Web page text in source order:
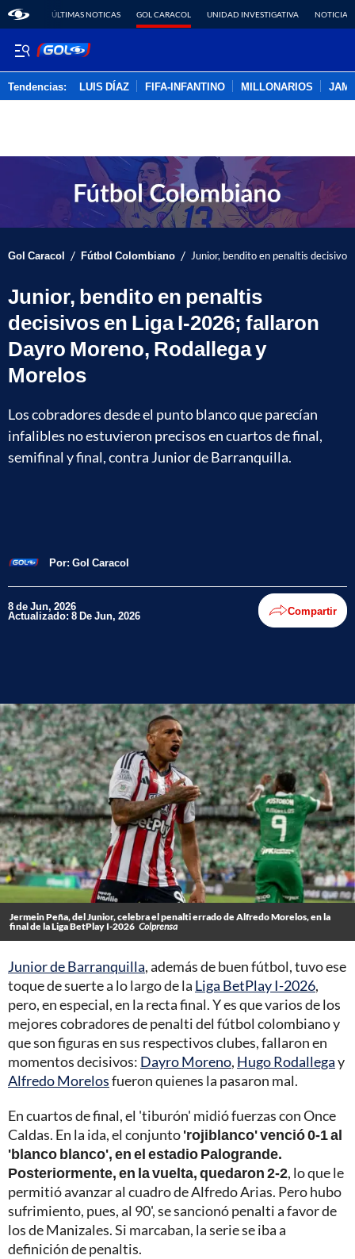
ÚLTIMAS NOTICAS GOL CARACOL UNIDAD INVESTIGATIVA NOTICIAS
Tendencias: LUIS DÍAZ FIFA-INFANTINO MILLONARIOS
Gol Caracol / Fútbol Colombiano / Junior, bendito en penaltis
Junior, bendito en penaltis
decisivos en Liga I-2026; fallaron
Dayro Moreno, Rodallega y
Morelos
Los cobradores desde el punto blanco que parecían
infalibles no estuvieron precisos en cuartos de final,
semifinal y final, contra Junior de Barranquilla.
Por: Gol Caracol
8 de Jun, 2026
Actualizado: 8 De Jun, 2026 Compartir
Jermein Peña, del Junior, celebra el penalti errado de Alfredo Morelos, en la
final de la Liga BetPlay I-2026 Colprensa
Junior de Barranquilla, además de buen fútbol, tuvo ese
toque de suerte a lo largo de la Liga BetPlay I-2026,
pero, en especial, en la recta final. Y es que varios de los
mejores cobradores de penalti del fútbol colombiano y
que son figuras en sus respectivos clubes, fallaron en
momentos decisivos: Dayro Moreno, Hugo Rodallegay
Alfredo Morelosfueron quienes la pasaron mal.
En cuartos de final, el 'tiburón' midió fuerzas con Once
Caldas. En la ida, el conjunto'rojiblanco' venció 0-1 al
'blanco blanco', en el estadio Palogrande.
Posteriormente, en la vuelta, quedaron 2-2, lo que le
permitió avanzar al cuadro de Alfredo Arias. Pero hubo
sufrimiento, pues, al 90', se sancionó penalti a favor de
los de Manizales. Si marcaban, la serie se iba a
definición de penaltis.